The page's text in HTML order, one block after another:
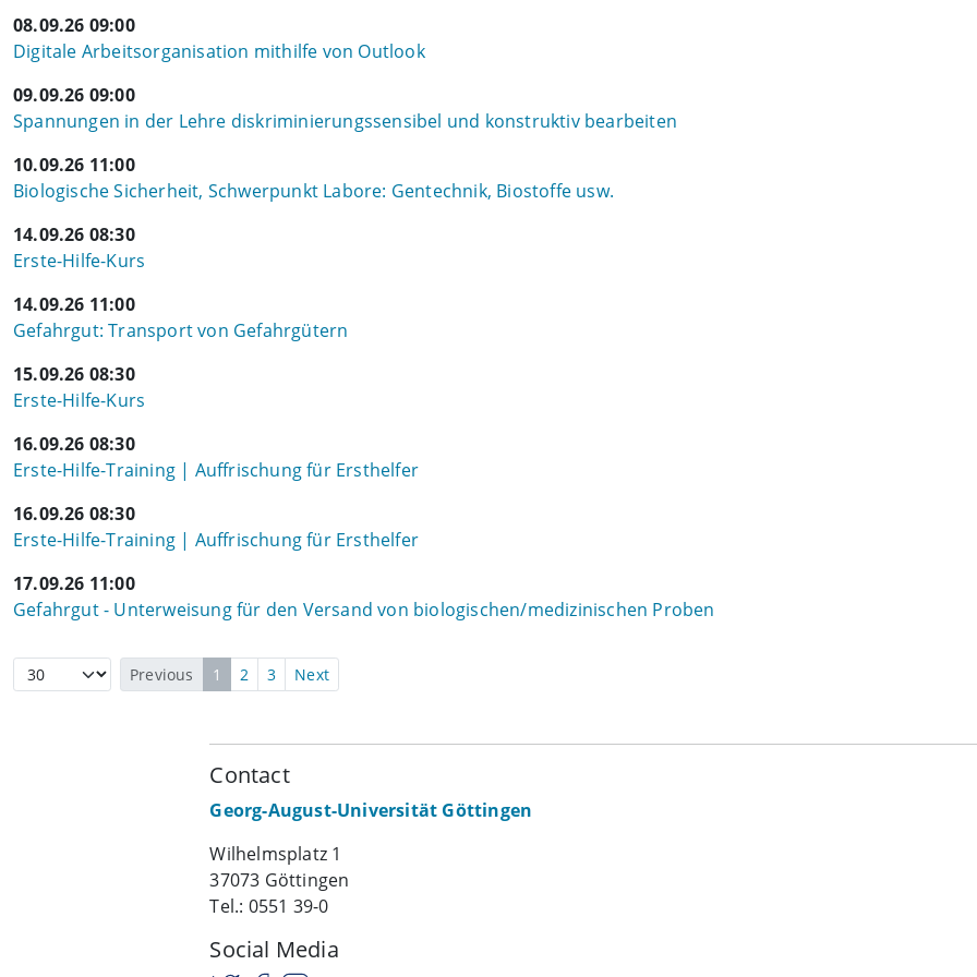
08.09.26 09:00
Digitale Arbeitsorganisation mithilfe von Outlook
09.09.26 09:00
Spannungen in der Lehre diskriminierungssensibel und konstruktiv bearbeiten
10.09.26 11:00
Biologische Sicherheit, Schwerpunkt Labore: Gentechnik, Biostoffe usw.
14.09.26 08:30
Erste-Hilfe-Kurs
14.09.26 11:00
Gefahrgut: Transport von Gefahrgütern
15.09.26 08:30
Erste-Hilfe-Kurs
16.09.26 08:30
Erste-Hilfe-Training | Auffrischung für Ersthelfer
16.09.26 08:30
Erste-Hilfe-Training | Auffrischung für Ersthelfer
17.09.26 11:00
Gefahrgut - Unterweisung für den Versand von biologischen/medizinischen Proben
Previous 1 2 3 Next
Contact
Georg-August-Universität Göttingen
Wilhelmsplatz 1
37073 Göttingen
Tel.: 0551 39-0
Social Media